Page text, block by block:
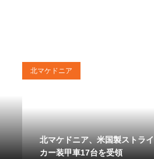
北マケドニア
北マケドニア、米国製ストライ
カー装甲車17台を受領